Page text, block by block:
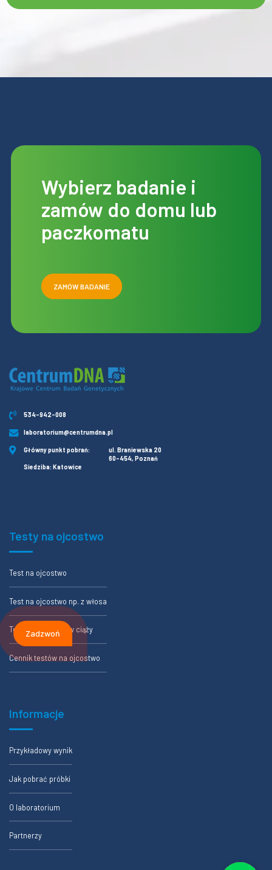
Wybierz badanie i
zamów do domu lub
paczkomatu
ZAMÓW BADANIE
534-942-008
laboratorium@centrumdna.pl
Główny punkt pobrań:
ul. Braniewska 20
60-454, Poznań
Siedziba: Katowice
Testy na ojcostwo
Test na ojcostwo
Test na ojcostwo np. z włosa
Test na ojcostwo w ciąży
Cennik testów na ojcostwo
Informacje
Przykładowy wynik
Jak pobrać próbki
O laboratorium
Partnerzy
Zadzwoń